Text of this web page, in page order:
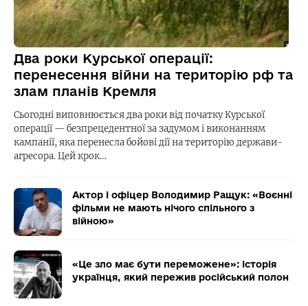
Два роки Курської операції:
перенесення війни на територію рф та
злам планів Кремля
Сьогодні виповнюється два роки від початку Курської
операції — безпрецедентної за задумом і виконанням
кампанії, яка перенесла бойові дії на територію держави-
агресора. Цей крок…
Актор і офіцер Володимир Ращук: «Воєнні
фільми не мають нічого спільного з
війною»
«Це зло має бути переможене»: історія
українця, який пережив російський полон